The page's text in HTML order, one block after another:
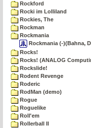
Rockford
Rocki im Lolliland
Rockies, The
Rockman
Rockmania
Rockmania (-)(Bahna,
Rocks!
Rocks! (ANALOG
Rockslide!
Rodent Revenge
Roderic
RodMan (demo)
Rogue
Roguelike
Roll'em
Rollerball II